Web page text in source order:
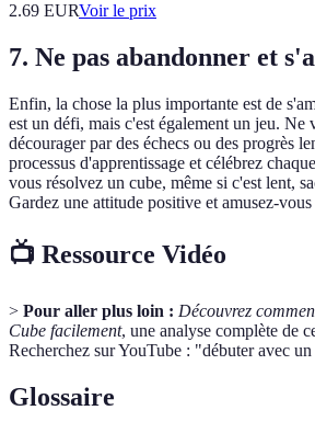
2.69 EURVoir le prix
7. Ne pas abandonner et
Enfin, la chose la plus importante est de
est un défi, mais c'est également un jeu. Ne
décourager par des échecs ou des progrès
processus d'apprentissage et célébrez
vous résolvez un cube, même si c'est lent,
Gardez une attitude positive et amusez-
📺 Ressource Vidéo
> Pour aller plus loin : Découvrez
Cube facilement, une analyse complète de
Recherchez sur YouTube : "débuter avec
Glossaire